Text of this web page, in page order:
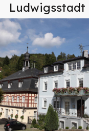
Ludwigsstadt